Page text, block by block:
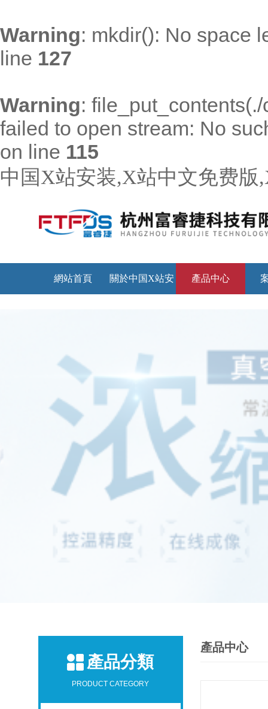
Warning: mkdir(): No space
line 127
Warning:
failed to open stream: No
on line 115
中国X站安装,X站中文免费
網站首頁 關於中国X站安 產品中心
產品分類
PRODUCT CATEGORY
產品中心